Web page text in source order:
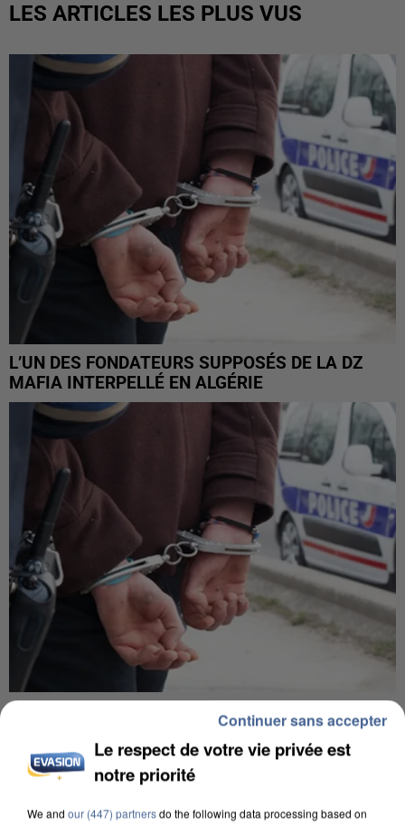
LES ARTICLES LES PLUS VUS
L’UN DES FONDATEURS SUPPOSÉS DE LA DZ
MAFIA INTERPELLÉ EN ALGÉRIE
UN SECOND CADRE DE LA DZ MAFIA
Le respect de votre vie privée est
notre priorité
We and our (447) partnersdo the following data processing based on
Continuer sans accepter